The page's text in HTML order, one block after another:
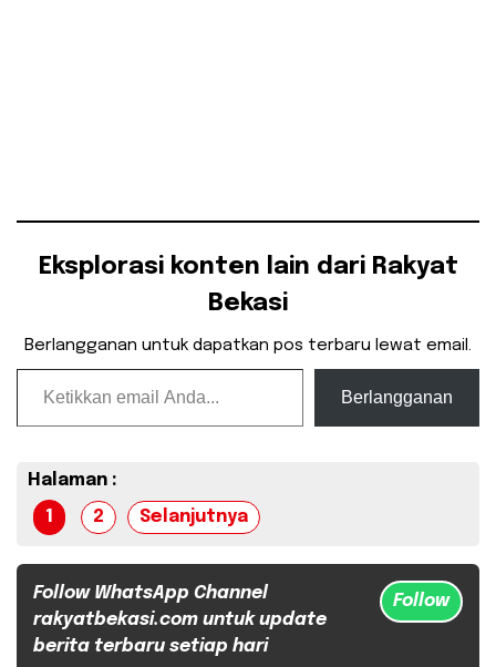
Eksplorasi konten lain dari Rakyat
Bekasi
Berlangganan untuk dapatkan pos terbaru lewat email.
Ketikkan email Anda...
Berlangganan
Halaman :
1
2 Selanjutnya
Follow WhatsApp Channel
rakyatbekasi.com untuk update
berita terbaru setiap hari
Follow